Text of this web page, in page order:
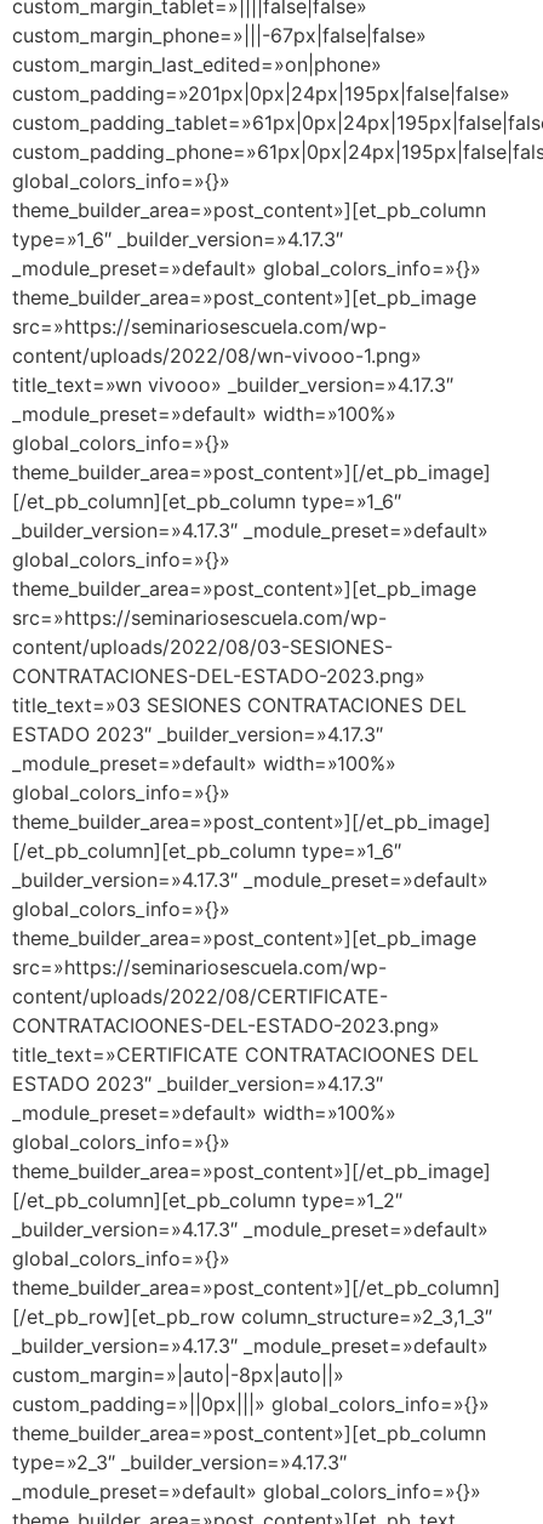
custom_margin_tablet=»||||false|false»
custom_margin_phone=»|||-67px|false|false»
custom_margin_last_edited=»on|phone»
custom_padding=»201px|0px|24px|195px|false|false»
global_colors_info=»{}»
theme_builder_area=»post_content»][et_pb_column
type=»1_6″ _builder_version=»4.17.3″
_module_preset=»default» global_colors_info=»{}»
theme_builder_area=»post_content»][et_pb_image
src=»https://seminariosescuela.com/wp-
content/uploads/2022/08/wn-vivooo-1.png»
title_text=»wn vivooo» _builder_version=»4.17.3″
_module_preset=»default» width=»100%»
global_colors_info=»{}»
theme_builder_area=»post_content»][/et_pb_image]
[/et_pb_column][et_pb_column type=»1_6″
_builder_version=»4.17.3″ _module_preset=»default»
global_colors_info=»{}»
theme_builder_area=»post_content»][et_pb_image
src=»https://seminariosescuela.com/wp-
content/uploads/2022/08/03-SESIONES-
CONTRATACIONES-DEL-ESTADO-2023.png»
title_text=»03 SESIONES CONTRATACIONES DEL
ESTADO 2023″ _builder_version=»4.17.3″
_module_preset=»default» width=»100%»
global_colors_info=»{}»
theme_builder_area=»post_content»][/et_pb_image]
[/et_pb_column][et_pb_column type=»1_6″
_builder_version=»4.17.3″ _module_preset=»default»
global_colors_info=»{}»
theme_builder_area=»post_content»][et_pb_image
src=»https://seminariosescuela.com/wp-
content/uploads/2022/08/CERTIFICATE-
CONTRATACIOONES-DEL-ESTADO-2023.png»
title_text=»CERTIFICATE CONTRATACIOONES DEL
ESTADO 2023″ _builder_version=»4.17.3″
_module_preset=»default» width=»100%»
global_colors_info=»{}»
theme_builder_area=»post_content»][/et_pb_image]
[/et_pb_column][et_pb_column type=»1_2″
_builder_version=»4.17.3″ _module_preset=»default»
global_colors_info=»{}»
theme_builder_area=»post_content»][/et_pb_column]
[/et_pb_row][et_pb_row column_structure=»2_3,1_3″
_builder_version=»4.17.3″ _module_preset=»default»
custom_margin=»|auto|-8px|auto||»
custom_padding=»||0px|||» global_colors_info=»{}»
theme_builder_area=»post_content»][et_pb_column
type=»2_3″ _builder_version=»4.17.3″
_module_preset=»default» global_colors_info=»{}»